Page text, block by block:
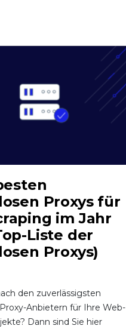
Proxys für
im Jahr
Liste der
Proxys)
den zuverlässigsten
Anbietern für Ihre Web-
Dann sind Sie hier